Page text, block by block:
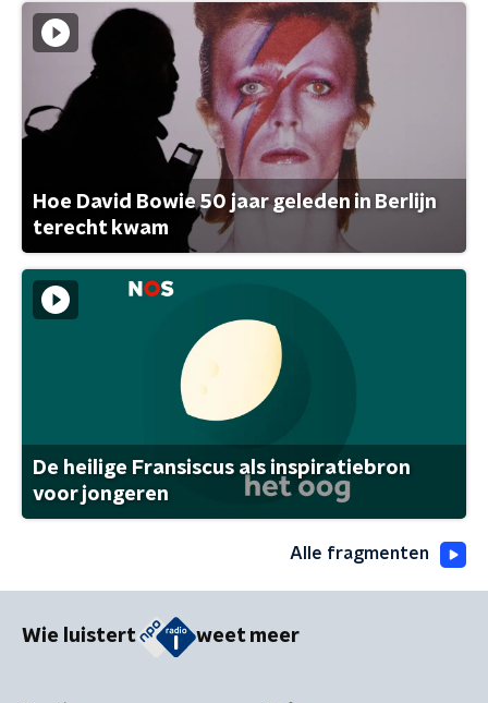
Hoe David Bowie 50 jaar geleden in Berlijn
terecht kwam
De heilige Fransiscus als inspiratiebron
voor jongeren
Alle fragmenten
Wie luistert weet meer